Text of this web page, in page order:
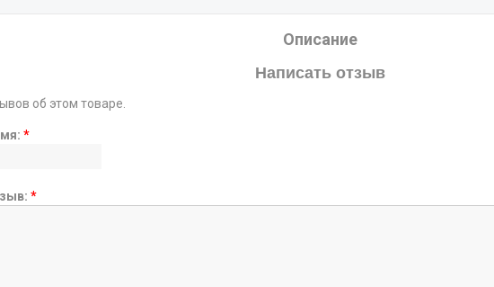
Описание
Написать отзыв
об этом товаре.
*
*